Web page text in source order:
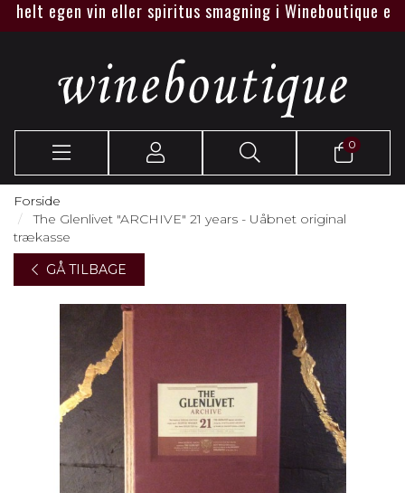
egen vin eller spiritus smagning i Wineboutique eller
0
Forside
The Glenlivet "ARCHIVE" 21 years - Uåbnet original
trækasse
GÅ TILBAGE